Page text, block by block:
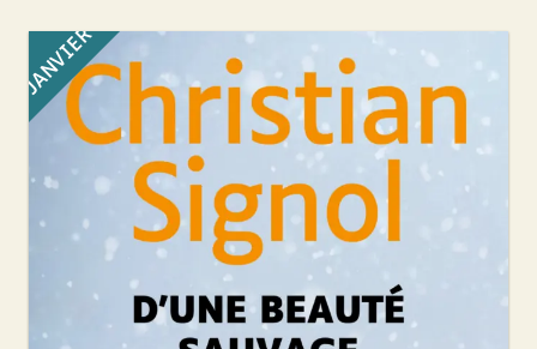
JANVIER